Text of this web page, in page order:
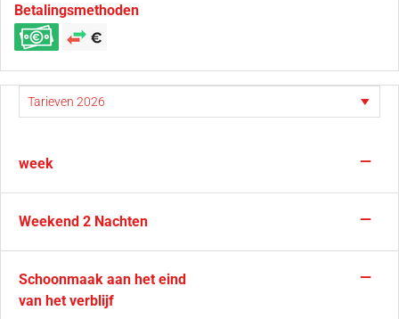
Betalingsmethoden
week —
Weekend 2 Nachten —
Schoonmaak aan het eind
van het verblijf
—